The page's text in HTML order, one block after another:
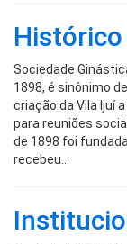
Histórico
Sociedade
1898, é sinônimo
criação da Vila Ijuí
para reuniões
de 1898 foi
recebeu…